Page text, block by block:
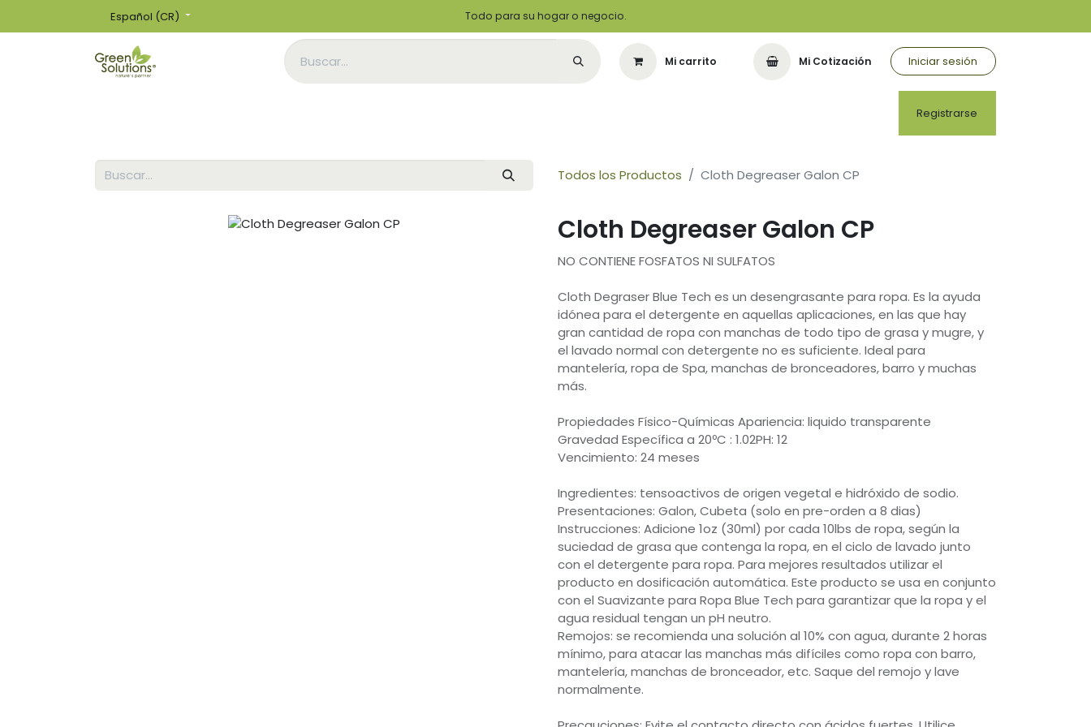
Español (CR) Todo para su hogar o negocio.
Mi carrito Mi Cotización Iniciar sesión
Registrarse
Todos los Productos Cloth Degreaser Galon CP
Cloth Degreaser Galon CP
NO CONTIENE FOSFATOS NI SULFATOS
Cloth Degraser Blue Tech es un desengrasante para ropa. Es la ayuda
idónea para el detergente en aquellas aplicaciones, en las que hay
gran cantidad de ropa con manchas de todo tipo de grasa y mugre, y
el lavado normal con detergente no es suficiente. Ideal para
mantelería, ropa de Spa, manchas de bronceadores, barro y muchas
más.
Propiedades Físico-Químicas Apariencia: liquido transparente
Gravedad Específica a 20ºC : 1.02PH: 12
Vencimiento: 24 meses
Ingredientes: tensoactivos de origen vegetal e hidróxido de sodio.
Presentaciones: Galon, Cubeta (solo en pre-orden a 8 dias)
Instrucciones: Adicione 1oz (30ml) por cada 10lbs de ropa, según la
suciedad de grasa que contenga la ropa, en el ciclo de lavado junto
con el detergente para ropa. Para mejores resultados utilizar el
producto en dosificación automática. Este producto se usa en conjunto
con el Suavizante para Ropa Blue Tech para garantizar que la ropa y el
agua residual tengan un pH neutro.
Remojos: se recomienda una solución al 10% con agua, durante 2 horas
mínimo, para atacar las manchas más difíciles como ropa con barro,
mantelería, manchas de bronceador, etc. Saque del remojo y lave
normalmente.